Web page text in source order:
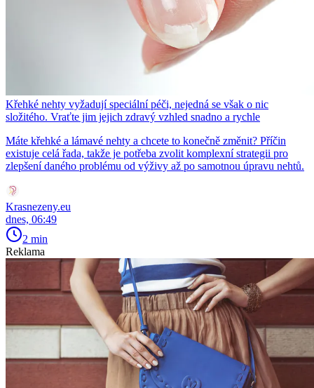
Křehké nehty vyžadují speciální péči, nejedná se však o nic
složitého. Vraťte jim jejich zdravý vzhled snadno a rychle
Máte křehké a lámavé nehty a chcete to konečně změnit? Příčin
existuje celá řada, takže je potřeba zvolit komplexní strategii pro
zlepšení daného problému od výživy až po samotnou úpravu nehtů.
Krasnezeny.eu
dnes, 06:49
2 min
Reklama